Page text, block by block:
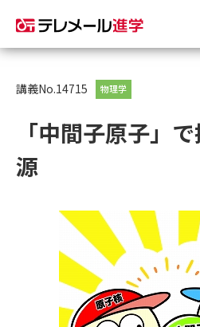
資料請求
大学・短大の資料種類から請求
総合型選抜・学校推薦型選抜 募
大学・短大以外の資料から請求
講義No.14715 物理学
「中間子原子」
源